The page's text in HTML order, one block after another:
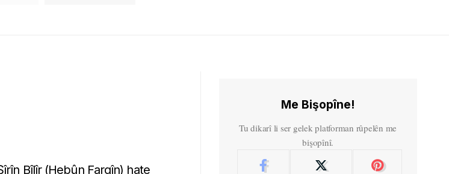
Bîlîr (Hebûn Farqîn) hate
Me Bişopîne!
Tu dikarî li ser gelek platforman rûpelên me
bişopînî.